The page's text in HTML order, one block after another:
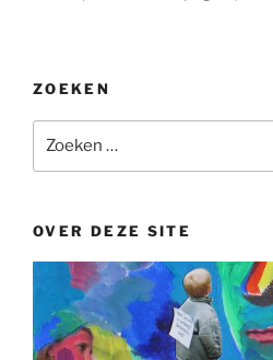
ZOEKEN
naar:
OVER DEZE SITE